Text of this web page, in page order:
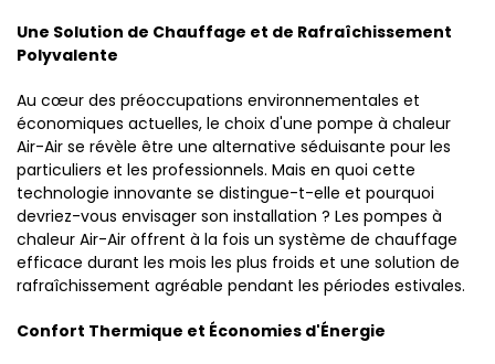
Une Solution de Chauffage et de Rafraîchissement
Polyvalente
Au cœur des préoccupations environnementales et
économiques actuelles, le choix d'une pompe à chaleur
Air-Air se révèle être une alternative séduisante pour les
particuliers et les professionnels. Mais en quoi cette
technologie innovante se distingue-t-elle et pourquoi
devriez-vous envisager son installation ? Les pompes à
chaleur Air-Air offrent à la fois un système de chauffage
efficace durant les mois les plus froids et une solution de
rafraîchissement agréable pendant les périodes estivales.
Confort Thermique et Économies d'Énergie